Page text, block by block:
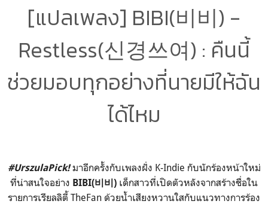
[แปลเพลง] BIBI(비비) -
Restless(신경쓰여) : คืนนี้
ช่วยมอบทุกอย่างที่นายมีให้ฉัน
ได้ไหม
#UrszulaPick!มาอีกครั้งกับเพลงฝั่ง K-Indie กับนักร้องหน้าใหม่
ที่น่าสนใจอย่าง BIBI(비비) เด็กสาวที่เปิดตัวหลังจากสร้างชื่อใน
รายการเรียลลิตี้ TheFan ด้วยน้ำเสียงหวานใสกับแนวทางการร้อง